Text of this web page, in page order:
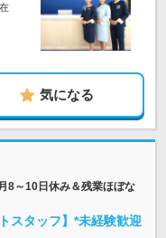
気になる
8～10日休み＆残業ほぼな
スタッフ】*未経験歓迎